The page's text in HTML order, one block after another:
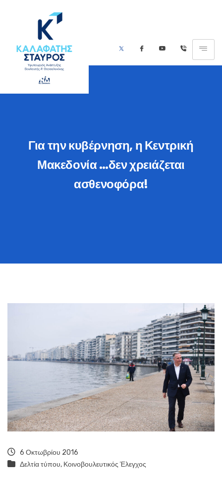
Για την κυβέρνηση, η Κεντρική
Μακεδονία …δεν χρειάζεται
ασθενοφόρα!
6 Οκτωβρίου 2016
Δελτία τύπου, Κοινοβουλευτικός Έλεγχος